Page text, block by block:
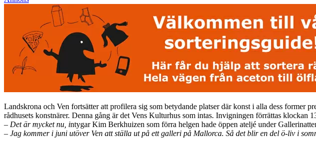
Landskrona och Ven fortsätter att profilera sig som betydande platser där konst i alla dess former
rådhusets konstnärer. Denna gång är det Vens Kulturhus som intas. Invigningen förrättas klockan
– Det är mycket nu, intygar Kim Berkhuizen som förra helgen hade öppen ateljé under
– Jag kommer i juni utöver Ven att ställa ut på ett galleri på Mallorca. Så det blir en del ö-liv i